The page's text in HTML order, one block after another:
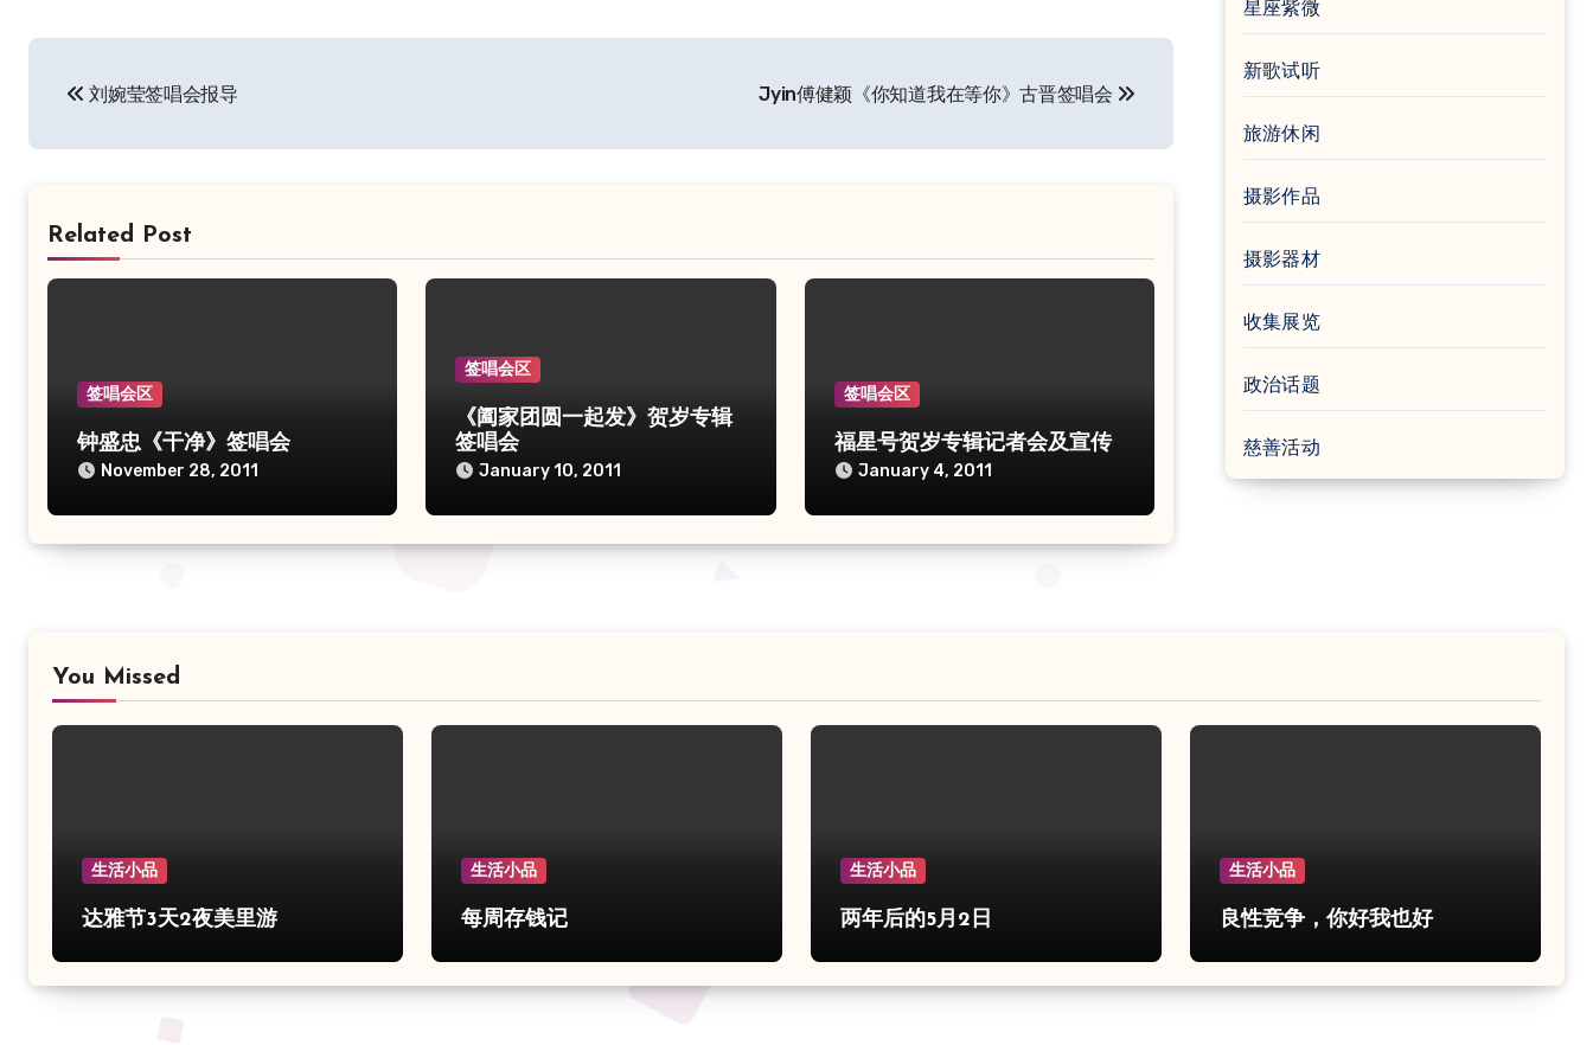
navigation
刘婉莹签唱会报导 Jyin傅健颖《你知道我在等你》古晋签唱会
Related Post
签唱会区
钟盛忠《干净》签唱会
November 28, 2011
签唱会区
《阖家团圆一起发》贺岁专辑
签唱会
January 10, 2011
签唱会区
福星号贺岁专辑记者会及宣传
January 4, 2011
星座紫微
新歌试听
旅游休闲
摄影作品
摄影器材
收集展览
政治话题
慈善活动
You Missed
生活小品
达雅节3天2夜美里游
生活小品
每周存钱记
生活小品
两年后的5月2日
生活小品
良性竞争，你好我也好